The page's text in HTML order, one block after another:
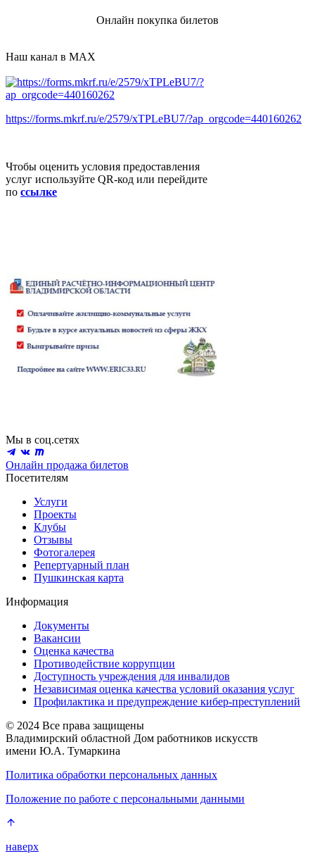
Онлайн покупка билетов
Наш канал в MAX
https://forms.mkrf.ru/e/2579/xTPLeBU7/?ap_orgcode=440160262
Чтобы оценить условия предоставления
услуг используйте QR-код или перейдите
по ссылке
Мы в соц.сетях
Онлайн продажа билетов
Посетителям
Услуги
Проекты
Клубы
Отзывы
Фотогалерея
Репертуарный план
Пушкинская карта
Информация
Документы
Вакансии
Оценка качества
Противодействие коррупции
Доступность учреждения для инвалидов
Независимая оценка качества условий оказания услуг
Профилактика и предупреждение кибер-преступлений
© 2024 Все права защищены
Владимирский областной Дом работников искусств
имени Ю.А. Тумаркина
Политика обработки персональных данных
Положение по работе с персональными данными
наверх